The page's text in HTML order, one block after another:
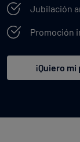
Jubilación
Promoción
¡Quiero mi